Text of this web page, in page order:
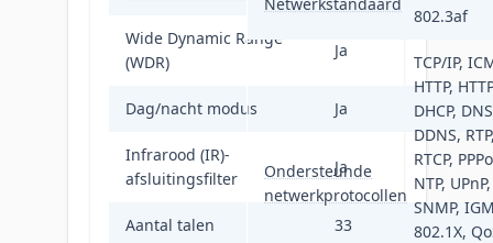
Wide Dynamic Range
(WDR)
Ja
Dag/nacht modus Ja
Infrarood (IR)-
afsluitingsfilter
Ja
Aantal talen 33
802.3af
Ondersteunde
netwerkprotocollen
TCP/IP,
HTTP,
DHCP,
DDNS,
RTCP,
NTP,
SNMP,
802.1X,